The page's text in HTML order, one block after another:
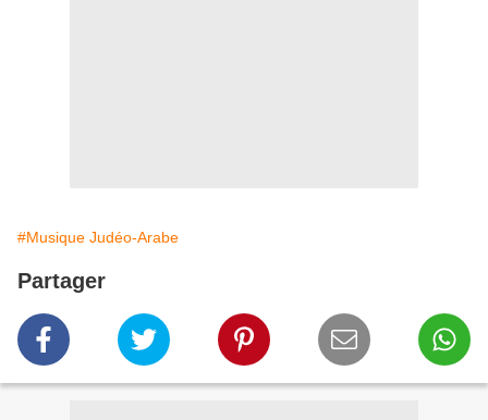
#Musique Judéo-Arabe
Partager